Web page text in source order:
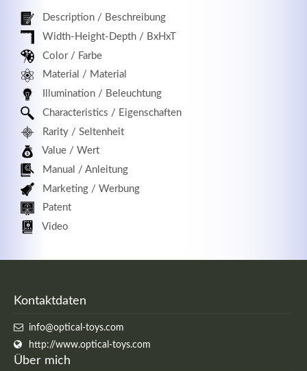
Description / Beschreibung
Width-Height-Depth / BxHxT
Color / Farbe
Material / Material
Illumination / Beleuchtung
Characteristics / Eigenschaften
Rarity / Seltenheit
Value / Wert
Manual / Anleitung
Marketing / Werbung
Patent
Video
Kontaktdaten
info@optical-toys.com
http://www.optical-toys.com
Über mich